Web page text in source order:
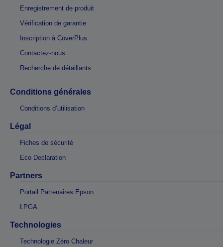
Enregistrement de produit
Vérification de garantie
Inscription à CoverPlus
Contactez-nous
Recherche de détaillants
Conditions générales
Conditions d’utilisation
Légal
Fiches de sécurité
Eco Declaration
Partners
Portail Partenaires Epson
LPGA
Technologies
Technologie Zéro Chaleur